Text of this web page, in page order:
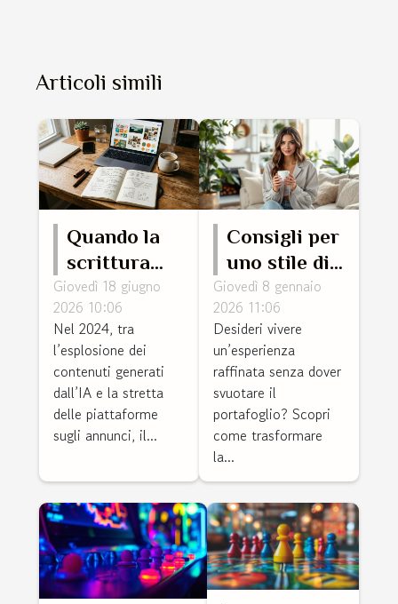
Articoli simili
Quando la
scrittura
incontra il
marketing:
storie di
campagne
che hanno
fatto scuola
Giovedì 18 giugno
2026 10:06
Nel 2024, tra
l’esplosione dei
contenuti generati
dall’IA e la stretta
delle piattaforme
sugli annunci, il...
Consigli per
uno stile di
vita
lussuoso
senza
spendere
una fortuna
Giovedì 8 gennaio
2026 11:06
Desideri vivere
un’esperienza
raffinata senza dover
svuotare il
portafoglio? Scopri
come trasformare
la...